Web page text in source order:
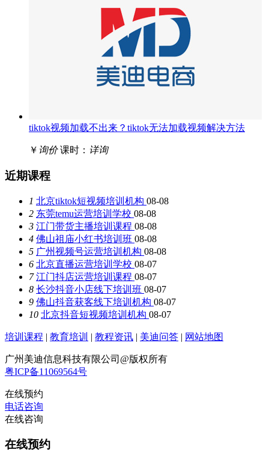
tiktok视频加载不出来？tiktok无法加载视频解决方法
￥ 询价 课时： 详询
近期课程
1 北京tiktok短视频培训机构 08-08
2 东莞temu运营培训学校 08-08
3 江门带货主播培训课程 08-08
4 佛山祖庙小红书培训班 08-08
5 广州视频号运营培训机构 08-08
6 北京直播运营培训学校 08-07
7 江门抖店运营培训课程 08-07
8 长沙抖音小店线下培训班 08-07
9 佛山抖音获客线下培训机构 08-07
10 北京抖音短视频培训机构 08-07
培训课程 | 教育培训 | 教程资讯 | 美迪问答 | 网站地图
广州美迪信息科技有限公司@版权所有
粤ICP备11069564号
在线预约
电话咨询
在线咨询
在线预约